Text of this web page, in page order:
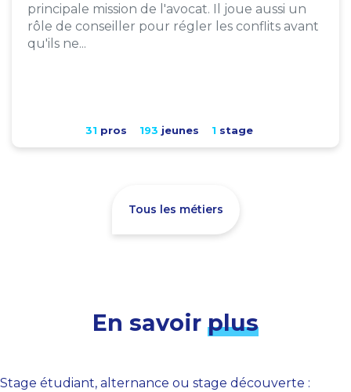
principale mission de l'avocat. Il joue aussi un
rôle de conseiller pour régler les conflits avant
qu'ils ne...
31 pros 193 jeunes 1 stage
Tous les métiers
En savoir plus
Stage étudiant, alternance ou stage découverte :